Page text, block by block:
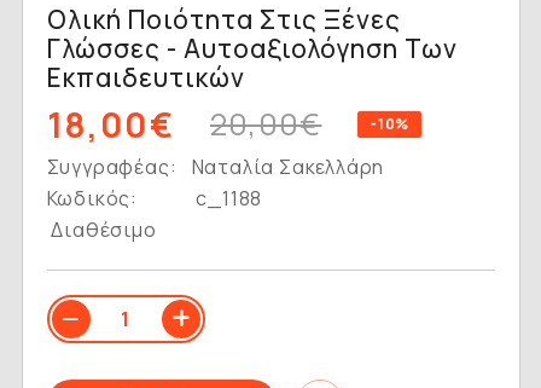
Ολική Ποιότητα Στις Ξένες
Γλώσσες - Αυτοαξιολόγηση Των
Εκπαιδευτικών
18,00€ 20,00€ -10%
Συγγραφέας:
Ναταλία Σακελλάρη
Κωδικός:
c_1188
Διαθέσιμο